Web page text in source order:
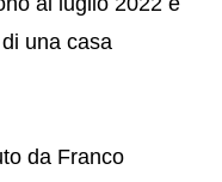
una casa
da Franco